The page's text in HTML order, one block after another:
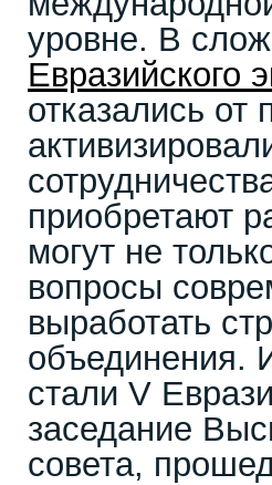
уровне. В
Евразийского
отказались от
приобретают
могут не
вопросы
выработать
объединения.
стали V
заседание
совета,